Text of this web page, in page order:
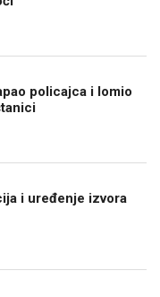
policajca i lomio
i uređenje izvora